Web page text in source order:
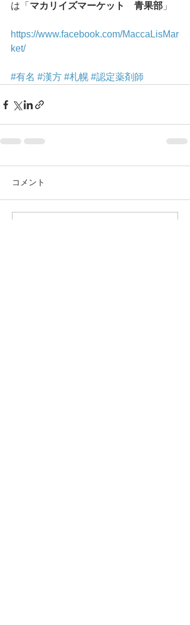
は「 マカリイズマーケット　青果部 」
https://www.facebook.com/MaccaLisMar
ket/
#有名 #漢方 #札幌 #認定薬剤師
コメント